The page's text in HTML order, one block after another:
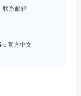
联系邮箱
官方中文